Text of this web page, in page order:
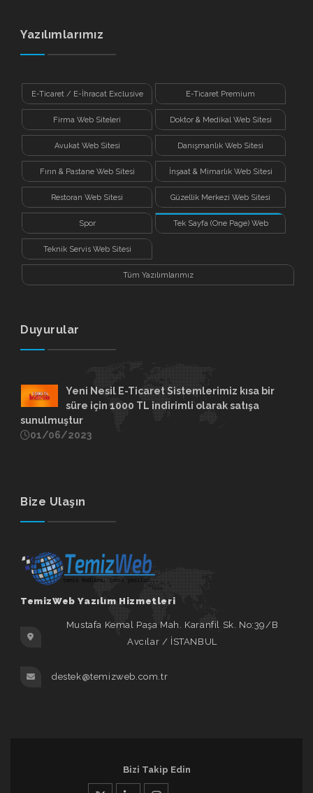
Yazılımlarımız
E-Ticaret / E-İhracat Exclusive E-Ticaret Premium
Firma Web Siteleri Doktor & Medikal Web Sitesi
Avukat Web Sitesi Danışmanlık Web Sitesi
Fırın & Pastane Web Sitesi İnşaat & Mimarlık Web Sitesi
Restoran Web Sitesi Güzellik Merkezi Web Sitesi
Spor Tek Sayfa (One Page) Web
Teknik Servis Web Sitesi
Tüm Yazılımlarımız
Duyurular
Yeni Nesil E-Ticaret Sistemlerimiz kısa bir
süre için 1000 TL indirimli olarak satışa
sunulmuştur
01/06/2023
Bize Ulaşın
TemizWeb Yazılım Hizmetleri
Mustafa Kemal Paşa Mah. Karanfil Sk. No:39/B
Avcılar / İSTANBUL
destek@temizweb.com.tr
Bizi Takip Edin